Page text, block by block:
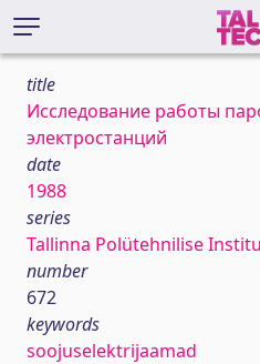
title
Исследование работы
электростанций
date
1988
series
Tallinna Polütehnilise
number
672
keywords
soojuselektrijaamad